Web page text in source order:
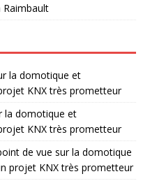
Raimbault
la domotique et
KNX très prometteur
la domotique et
KNX très prometteur
de vue sur la domotique
projet KNX très prometteur